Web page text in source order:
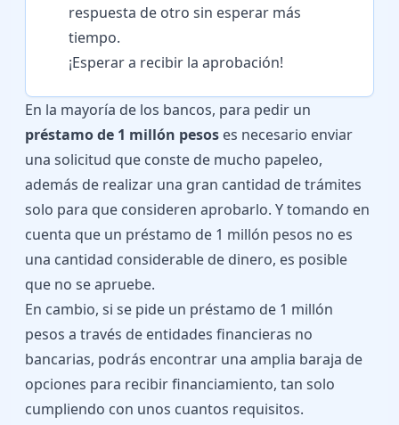
respuesta de otro sin esperar más
tiempo.
¡Esperar a recibir la aprobación!
En la mayoría de los bancos, para pedir un
préstamo de 1 millón pesos es necesario enviar
una solicitud que conste de mucho papeleo,
además de realizar una gran cantidad de trámites
solo para que consideren aprobarlo. Y tomando en
cuenta que un préstamo de 1 millón pesos no es
una cantidad considerable de dinero, es posible
que no se apruebe.
En cambio, si se pide un préstamo de 1 millón
pesos a través de entidades financieras no
bancarias, podrás encontrar una amplia baraja de
opciones para recibir financiamiento, tan solo
cumpliendo con unos cuantos requisitos.